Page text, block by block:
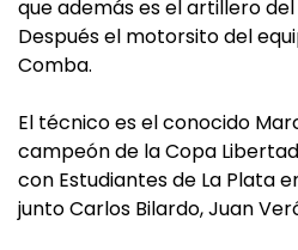
que además es el artillero
Después el motorsito del
Comba.
El técnico es el conocido
campeón de la Copa
con Estudiantes de La Plata
junto Carlos Bilardo, Juan